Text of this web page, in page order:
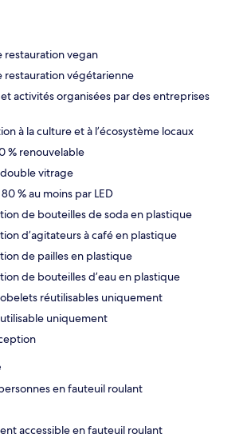
restauration vegan
restauration végétarienne
activités organisées par des entreprises
à la culture et à l’écosystème locaux
% renouvelable
vitrage
% au moins par LED
de bouteilles de soda en plastique
d’agitateurs à café en plastique
de pailles en plastique
de bouteilles d’eau en plastique
réutilisables uniquement
uniquement
en fauteuil roulant
accessible en fauteuil roulant